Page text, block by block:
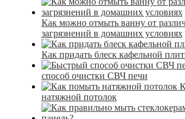
Как можно отмыть ванну от
загрязнений в домашних условиях
Как придать блеск кафельной
способ очистки СВЧ печи
натяжной потолок